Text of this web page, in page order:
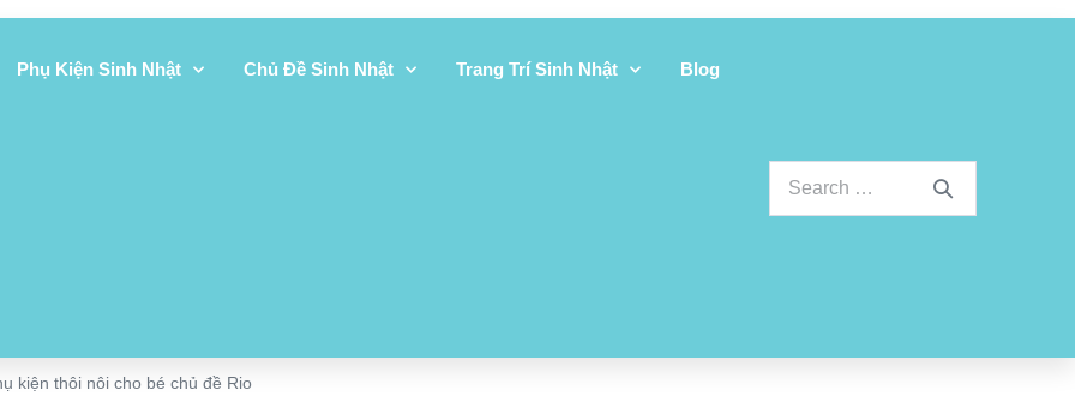
Phụ Kiện Sinh Nhật Chủ Đề Sinh Nhật Trang Trí Sinh Nhật Blog
kiện thôi nôi cho bé chủ đề Rio